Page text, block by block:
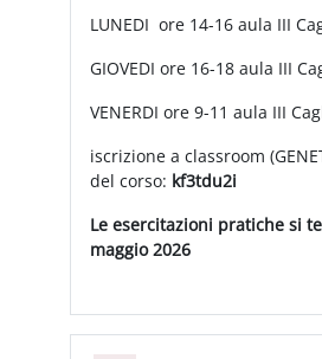
LUNEDI ore 14-16 aula III
GIOVEDI ore 16-18 aula III
VENERDI ore 9-11 aula III
iscrizione a classroom
del corso: kf3tdu2i
Le esercitazioni pratiche si
maggio 2026